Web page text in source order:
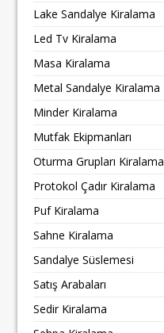
Lake Sandalye Kiralama
Led Tv Kiralama
Masa Kiralama
Metal Sandalye Kiralama
Minder Kiralama
Mutfak Ekipmanları
Oturma Grupları Kiralama
Protokol Çadır Kiralama
Puf Kiralama
Sahne Kiralama
Sandalye Süslemesi
Satış Arabaları
Sedir Kiralama